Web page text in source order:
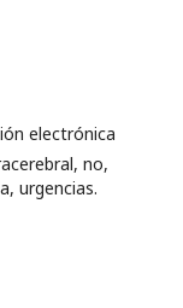
electrónica
no,
urgencias.